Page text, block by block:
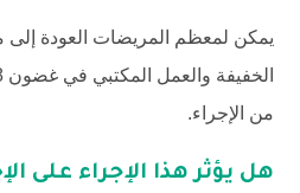
يمكن لمعظم المريضات العودة إلى
من الإجراء.
هل يؤثر هذا الإجراء على